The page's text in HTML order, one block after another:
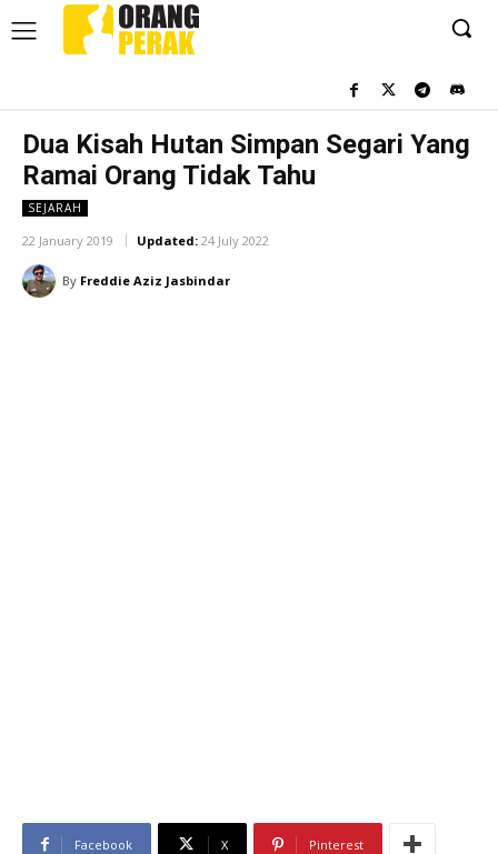
Dua Kisah Hutan Simpan Segari Yang
Ramai Orang Tidak Tahu
SEJARAH
22 January 2019 Updated: 24 July 2022
By Freddie Aziz Jasbindar
Facebook X Pinterest